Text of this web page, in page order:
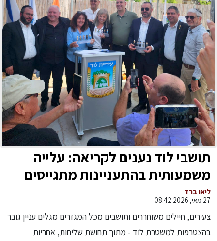
תושבי לוד נענים לקריאה: עלייה
משמעותית בהתעניינות מתגייסים
חדשים לתחנת המשטרה בעיר
ליאו ברד
27 מאי, 2026 08:42
צעירים, חיילים משוחררים ותושבים מכל המגזרים מגלים עניין גובר
בהצטרפות למשטרת לוד - מתוך תחושת שליחות, אחריות